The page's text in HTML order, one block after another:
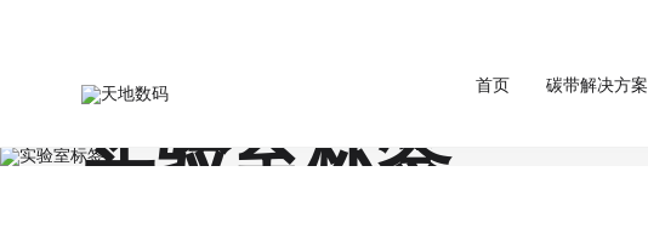
首页 碳带解决方案
实验室标签